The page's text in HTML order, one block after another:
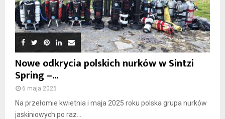
Nowe odkrycia polskich nurków w Sintzi
Spring –...
6 maja 2025
Na przełomie kwietnia i maja 2025 roku polska grupa nurków
jaskiniowych po raz...